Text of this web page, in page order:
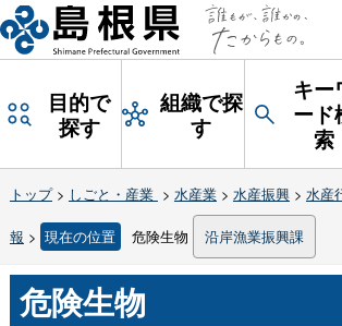
目的で
探す
組織で探
す
キー
ード
索
トップ> しごと・産業 > 水産業> 水産振興> 水産
報 > 現在の位置 危険生物 沿岸漁業振興課
危険生物